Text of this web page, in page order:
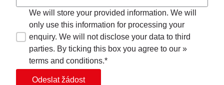
We will store your provided information. We will
only use this information for processing your
enquiry. We will not disclose your data to third
parties. By ticking this box you agree to our »
terms and conditions.*
Odeslat žádost